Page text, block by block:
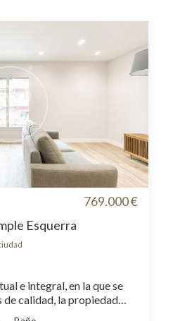
769.000 €
Esquerra
e integral, en la que se
de calidad, la propiedad